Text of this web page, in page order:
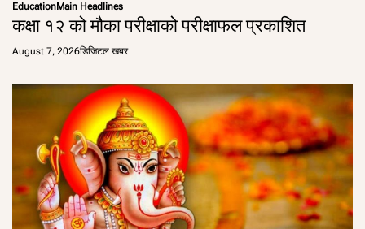
EducationMain Headlines
कक्षा १२ को मौका परीक्षाको परीक्षाफल प्रकाशित
August 7, 2026डिजिटल खबर